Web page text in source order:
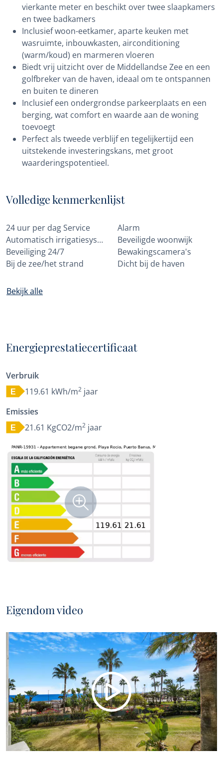
vierkante meter en beschikt over twee slaapkamers
en twee badkamers
Inclusief woon-eetkamer, aparte keuken met
wasruimte, inbouwkasten, airconditioning
(warm/koud) en marmeren vloeren
Biedt vrij uitzicht over de Middellandse Zee en een
golfbreker van de haven, ideaal om te ontspannen
en buiten te dineren
Inclusief een ondergrondse parkeerplaats en een
berging, wat comfort en waarde aan de woning
toevoegt
Perfect als tweede verblijf en tegelijkertijd een
uitstekende investeringskans, met groot
waarderingspotentieel.
Volledige kenmerkenlijst
24 uur per dag Service
Alarm
Automatisch irrigatiesysteem
Beveiligde woonwijk
Beveiliging 24/7
Bewakingscamera's
Bij de zee/het strand
Dicht bij de haven
Bekijk alle
Energieprestatiecertificaat
Verbruik
E 119.61 kWh/m2 jaar
Emissies
E 21.61 KgCO2/m2 jaar
Eigendom video